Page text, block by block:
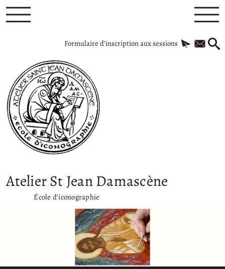
Formulaire d’inscription aux sessions
Atelier St Jean Damascène
École d’iconographie